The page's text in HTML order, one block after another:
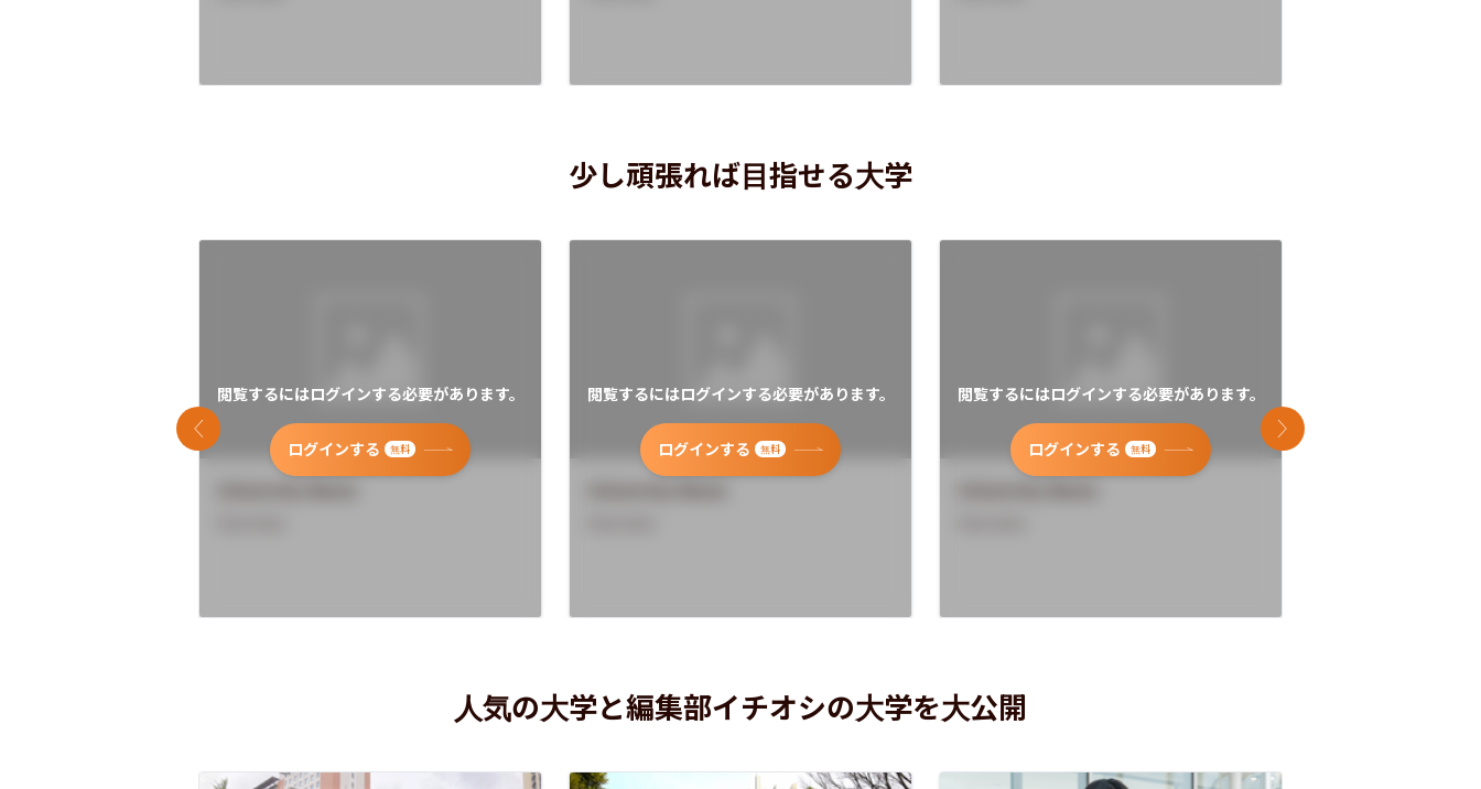
少し頑張れば目指せる大学
閲覧するにはログインする必要があります。
ログインする 無料
閲覧するにはログインする必要があります。
ログインする 無料
閲覧するにはログインする必要があります。
ログインする 無料
前のスライド 次のスライド
人気の大学と編集部イチオシの大学を大公開